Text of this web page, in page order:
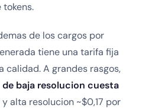
tokens.
de los cargos por
tiene una tarifa fija
calidad. A grandes rasgos,
baja resolucion cuesta
alta resolucion ~$0,17 por